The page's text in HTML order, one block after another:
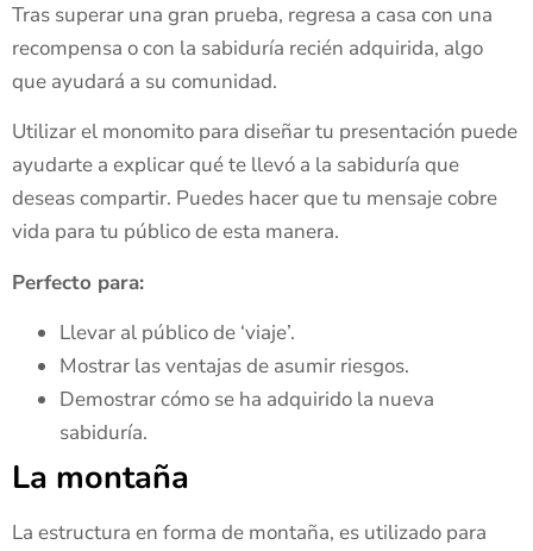
Tras superar una gran prueba, regresa a casa con una
recompensa o con la sabiduría recién adquirida, algo
que ayudará a su comunidad.
Utilizar el monomito para diseñar tu presentación puede
ayudarte a explicar qué te llevó a la sabiduría que
deseas compartir. Puedes hacer que tu mensaje cobre
vida para tu público de esta manera.
Perfecto para:
Llevar al público de ‘viaje’.
Mostrar las ventajas de asumir riesgos.
Demostrar cómo se ha adquirido la nueva
sabiduría.
La montaña
La estructura en forma de montaña, es utilizado para